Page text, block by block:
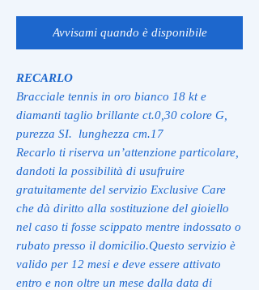
Avvisami quando è disponibile
RECARLO
Bracciale tennis in oro bianco 18 kt e
diamanti taglio brillante ct.0,30 colore G,
purezza SI. lunghezza cm.17
Recarlo ti riserva un’attenzione particolare,
dandoti la possibilità di usufruire
gratuitamente del servizio Exclusive Care
che dà diritto alla sostituzione del gioiello
nel caso ti fosse scippato mentre indossato o
rubato presso il domicilio.Questo servizio è
valido per 12 mesi e deve essere attivato
entro e non oltre un mese dalla data di